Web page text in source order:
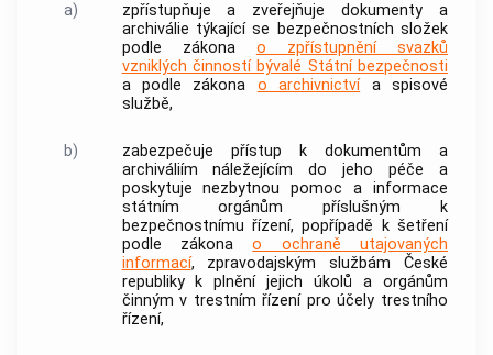
a)
zpřístupňuje a zveřejňuje dokumenty a
archiválie týkající se bezpečnostních složek
podle zákona o zpřístupnění svazků
vzniklých činností bývalé Státní bezpečnosti
a podle zákona o archivnictvía spisové
službě,
b)
zabezpečuje přístup k dokumentům a
archiváliím náležejícím do jeho péče a
poskytuje nezbytnou pomoc a informace
státním orgánům příslušným k
bezpečnostnímu řízení, popřípadě k šetření
podle zákonao ochraně utajovaných
informací, zpravodajským službám České
republiky k plnění jejich úkolů a orgánům
činným v trestním řízenípro účely trestního
řízení,